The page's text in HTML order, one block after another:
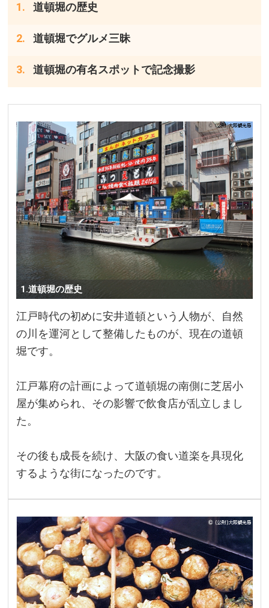
道頓堀の歴史
道頓堀でグルメ三昧
道頓堀の有名スポットで記念撮影
1.道頓堀の歴史
江戸時代の初めに安井道頓という人物が、自然
の川を運河として整備したものが、現在の道頓
堀です。
江戸幕府の計画によって道頓堀の南側に芝居小
屋が集められ、その影響で飲食店が乱立しまし
た。
その後も成長を続け、大阪の食い道楽を具現化
するような街になったのです。